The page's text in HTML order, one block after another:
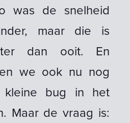
was de snelheid
maar die is
dan ooit. En
we ook nu nog
kleine bug in het
Maar de vraag is: